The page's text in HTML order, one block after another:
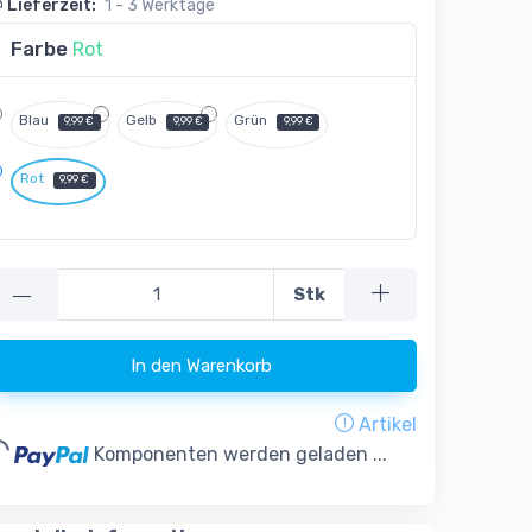
Lieferzeit: 1 - 3 Werktage
Farbe Rot
Blau 9,99 € Gelb 9,99 € Grün 9,99 €
Rot 9,99 €
— Stk
In den Warenkorb
Artikel
Komponenten werden geladen ...